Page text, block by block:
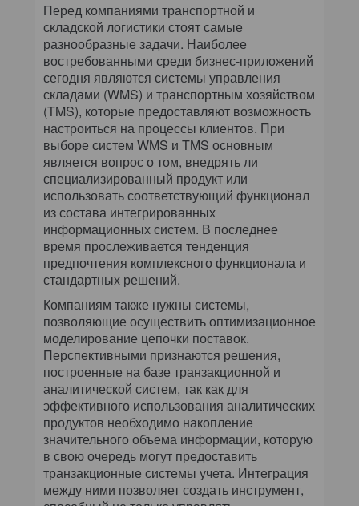
Перед компаниями транспортной и
складской логистики стоят самые
разнообразные задачи. Наиболее
востребованными среди бизнес-приложений
сегодня являются системы управления
складами (WMS) и транспортным хозяйством
(TMS), которые предоставляют возможность
настроиться на процессы клиентов. При
выборе систем WMS и TMS основным
является вопрос о том, внедрять ли
специализированный продукт или
использовать соответствующий функционал
из состава интегрированных
информационных систем. В последнее
время прослеживается тенденция
предпочтения комплексного функционала и
стандартных решений.
Компаниям также нужны системы,
позволяющие осуществить оптимизационное
моделирование цепочки поставок.
Перспективными признаются решения,
построенные на базе транзакционной и
аналитической систем, так как для
эффективного использования аналитических
продуктов необходимо накопление
значительного объема информации, которую
в свою очередь могут предоставить
транзакционные системы учета. Интеграция
между ними позволяет создать инструмент,